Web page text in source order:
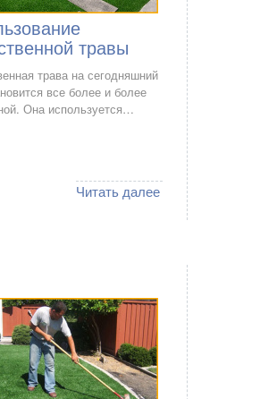
травы
трава на сегодняшний
все более и более
Она используется…
Читать далее